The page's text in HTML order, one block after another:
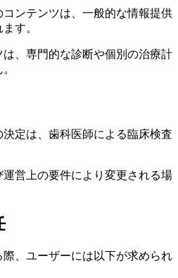
ンテンツは、一般的な情報提供
す。
、専門的な診断や個別の治療計
定は、歯科医師による臨床検査
営上の要件により変更される場
、ユーザーには以下が求められ